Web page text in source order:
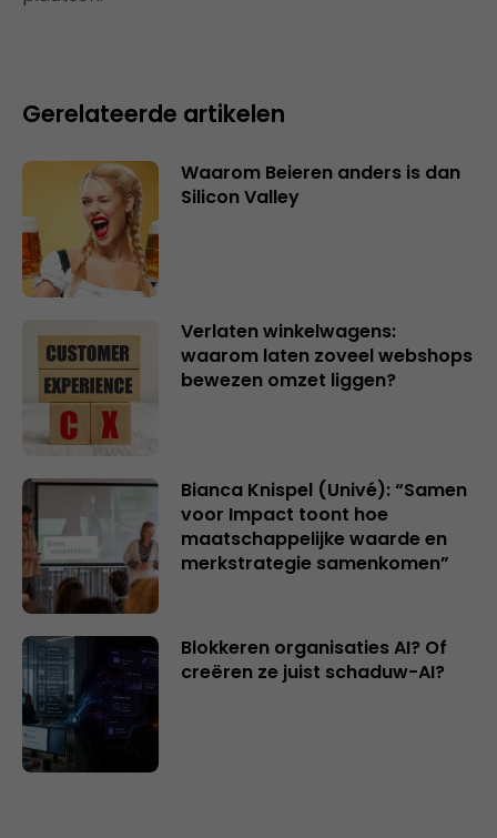
Gerelateerde artikelen
Waarom Beieren anders is dan
Silicon Valley
Verlaten winkelwagens:
waarom laten zoveel webshops
bewezen omzet liggen?
Bianca Knispel (Univé): “Samen
voor Impact toont hoe
maatschappelijke waarde en
merkstrategie samenkomen”
Blokkeren organisaties AI? Of
creëren ze juist schaduw-AI?